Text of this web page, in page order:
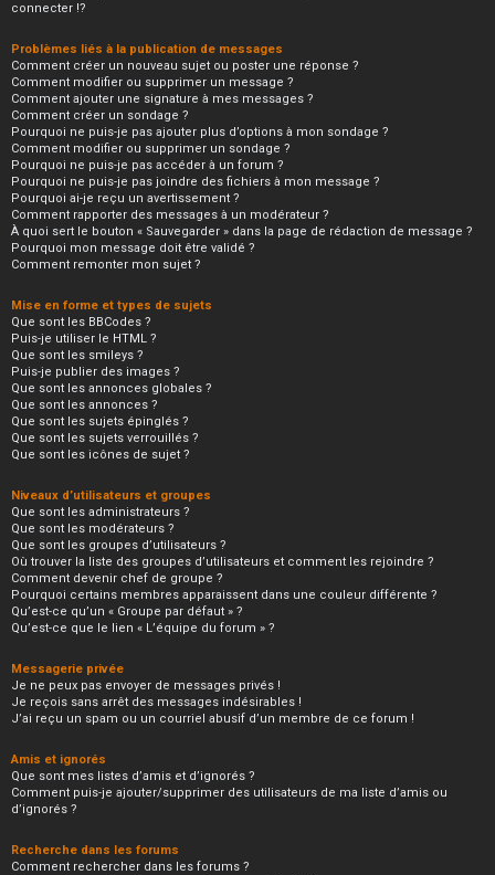
connecter !?
Problèmes liés à la publication de messages
Comment créer un nouveau sujet ou poster une réponse ?
Comment modifier ou supprimer un message ?
Comment ajouter une signature à mes messages ?
Comment créer un sondage ?
Pourquoi ne puis-je pas ajouter plus d’options à mon sondage ?
Comment modifier ou supprimer un sondage ?
Pourquoi ne puis-je pas accéder à un forum ?
Pourquoi ne puis-je pas joindre des fichiers à mon message ?
Pourquoi ai-je reçu un avertissement ?
Comment rapporter des messages à un modérateur ?
À quoi sert le bouton « Sauvegarder » dans la page de rédaction de message ?
Pourquoi mon message doit être validé ?
Comment remonter mon sujet ?
Mise en forme et types de sujets
Que sont les BBCodes ?
Puis-je utiliser le HTML ?
Que sont les smileys ?
Puis-je publier des images ?
Que sont les annonces globales ?
Que sont les annonces ?
Que sont les sujets épinglés ?
Que sont les sujets verrouillés ?
Que sont les icônes de sujet ?
Niveaux d’utilisateurs et groupes
Que sont les administrateurs ?
Que sont les modérateurs ?
Que sont les groupes d’utilisateurs ?
Où trouver la liste des groupes d’utilisateurs et comment les rejoindre ?
Comment devenir chef de groupe ?
Pourquoi certains membres apparaissent dans une couleur différente ?
Qu’est-ce qu’un « Groupe par défaut » ?
Qu’est-ce que le lien « L’équipe du forum » ?
Messagerie privée
Je ne peux pas envoyer de messages privés !
Je reçois sans arrêt des messages indésirables !
J’ai reçu un spam ou un courriel abusif d’un membre de ce forum !
Amis et ignorés
Que sont mes listes d’amis et d’ignorés ?
Comment puis-je ajouter/supprimer des utilisateurs de ma liste d’amis ou
d’ignorés ?
Recherche dans les forums
Comment rechercher dans les forums ?